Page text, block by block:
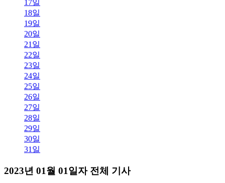
17일
18일
19일
20일
21일
22일
23일
24일
25일
26일
27일
28일
29일
30일
31일
2023년 01월 01일자 전체 기사